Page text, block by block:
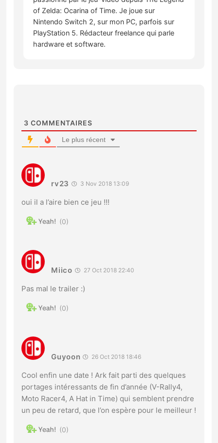
of Zelda: Ocarina of Time. Je joue sur
Nintendo Switch 2, sur mon PC, parfois sur
PlayStation 5. Rédacteur freelance qui parle
hardware et software.
3 COMMENTAIRES
Le plus récent
rv23 3 Nov 2018 13:09
oui il a l’aire bien ce jeu !!!
0
Miico 27 Oct 2018 22:40
Pas mal le trailer :)
0
Guyoon 26 Oct 2018 18:46
Cool enfin une date ! Ark fait parti des quelques
portages intéressants de fin d’année (V-Rally4,
Moto Racer4, A Hat in Time) qui semblent prendre
un peu de retard, que l’on espère pour le meilleur !
0